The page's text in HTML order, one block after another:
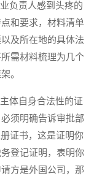
负责人感到头疼的
和要求，材料清单
及所在地的具体法
需材料梳理为几个
。
体自身合法性的证
须明确告诉审批部
证书，这是证明你
登记证明，表明你
方是外国公司，那